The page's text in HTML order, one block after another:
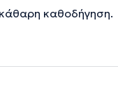
καθοδήγηση.